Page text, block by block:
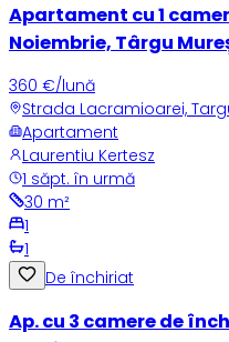
Apartament cu 1
Noiembrie, Târgu
360 €/lună
Strada Lacramioarei,
Apartament
Laurentiu Kertesz
1 săpt. în urmă
30 m²
1
1
De închiriat
Ap. cu 3 camere de